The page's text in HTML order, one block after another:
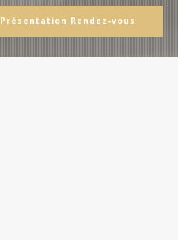
Présentation Rendez-vous